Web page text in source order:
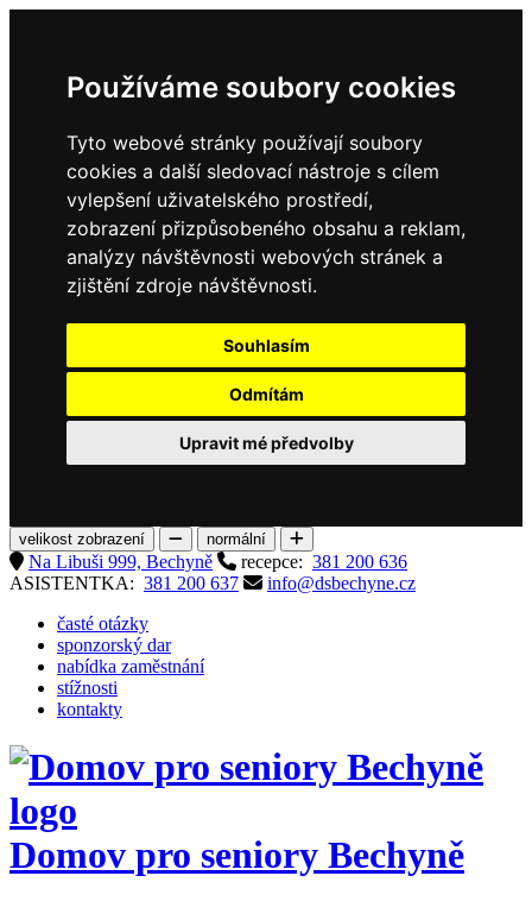
Používáme soubory cookies
Tyto webové stránky používají soubory
cookies a další sledovací nástroje s cílem
vylepšení uživatelského prostředí,
zobrazení přizpůsobeného obsahu a reklam,
analýzy návštěvnosti webových stránek a
zjištění zdroje návštěvnosti.
Souhlasím
Odmítám
Upravit mé předvolby
velikost zobrazení normální
Na Libuši 999, Bechyně recepce: 381 200 636
ASISTENTKA: 381 200 637
info@dsbechyne.cz
časté otázky
sponzorský dar
nabídka zaměstnání
stížnosti
kontakty
Domov pro seniory Bechyně